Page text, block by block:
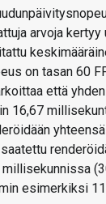
arvoja
on tasan 60
että
16,67
esimerkiksi